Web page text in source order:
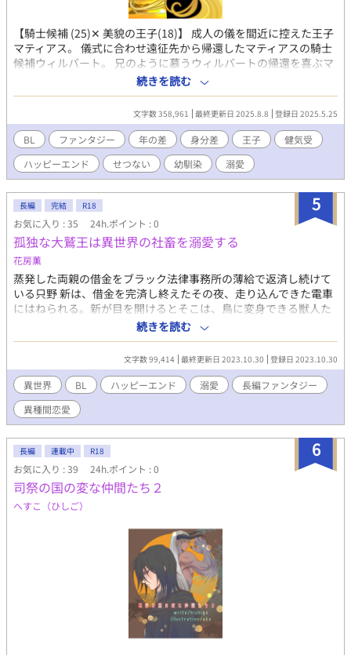
【騎士候補 (25)✕ 美貌の王子(18)】 成人の儀を間近に控えた王子
マティアス。 儀式に合わせ遠征先から帰還したマティアスの騎士
候補ウィルバート。 兄のように慕うウィルバートの帰還を喜ぶマ
ティアスだったが、ウィルバートに縁談が持ち上がり、激しく嫉
妬してしまう。 その時、謎の魔物が現れ、妖術をかけられてしま
ったマティアスは、ウィルバートに対して性的な興奮状態になっ
てしまい……。 人と魔物が織りなす長編ファンタジー。 ※R18表
現のある話には * をつけております。
続きを読む
文字数 358,961 最終更新日 2025.8.8 登録日 2025.5.25
BL ファンタジー 年の差 身分差 王子
健気受
ハッピーエンド
せつない 幼馴染 溺愛
5
長編 完結 R18
お気に入り : 35 24h.ポイント : 0
孤独な大鷲王は異世界の社畜を溺愛する
花房薫
蒸発した両親の借金をブラック法律事務所の薄給で返済し続けて
いる只野 新は、借金を完済し終えたその夜、走り込んできた電車
にはねられる。新が目を開けるとそこは、鳥に変身できる獣人た
ち「鳥人」が闊歩する異世界・バーランドだった。 新は出会った
男たちに突然脚の腱を切られる。極寒の中放置され死を覚悟した
時、美しい男にキスで傷を治癒される。男はバーランドの国王、
ペラジカス・勇仁で、位の高い鳥人の体液は治癒能力があると教
えてくれる。両脚の自由を失った新は、勇仁の計らいで彼の城に
道化師として連れ帰られる。道中、勇仁が「真白き鳥と番う」と
いう言い伝えを信じ、独り身を貫いていると知る。 自分は無能で
代替可能な存在だから、人一倍働かねば生きる意味はないと焦る
新に、勇仁は「自分のために生きろ。自分を大事にしろ」と叱責
する。生まれて初めて自分のために怒ってくれた勇仁に感激した
新は、勇仁が推し進める、王族への累進課税制度（新法）につい
て進言し、法律で勇仁の役に立ちたいと頼む。勇仁は新を重用す
るようになり、二人の仲は親密に。勇仁は、自分が生まれる際に
た境遇の新にだけ打ち明ける。新は父に愛されたいという勇仁の
本心を暴き、対話を促し、勇仁を驚かせる。 勇仁は、自己肯定感
の低さから自分を大事にできない新に、ともに時間を過ごすこと
で癒やされていることを告げる。新はその夜、勇仁との淫夢を
見、彼を愛していると自覚する。勇仁は貴族たちを招いた宴会で
新を王妃として扱い、愛を告白する。 しかし、新の試練はここか
ら始まるのだったーー。
続きを読む
文字数 99,414 最終更新日 2023.10.30 登録日 2023.10.30
異世界 BL ハッピーエンド 溺愛
長編ファンタジー
異種間恋愛
6
長編 連載中 R18
お気に入り : 39 24h.ポイント : 0
司祭の国の変な仲間たち２
へすこ（ひしご）